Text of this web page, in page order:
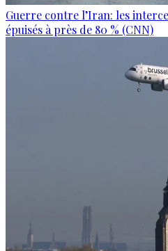
Guerre contre l’Iran: les
épuisés à près de 80 % (CNN)